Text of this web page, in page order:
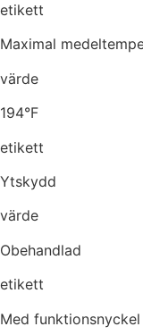
etikett
Maximal
värde
194°F
etikett
Ytskydd
värde
Obehandlad
etikett
Med funktionsnyckel